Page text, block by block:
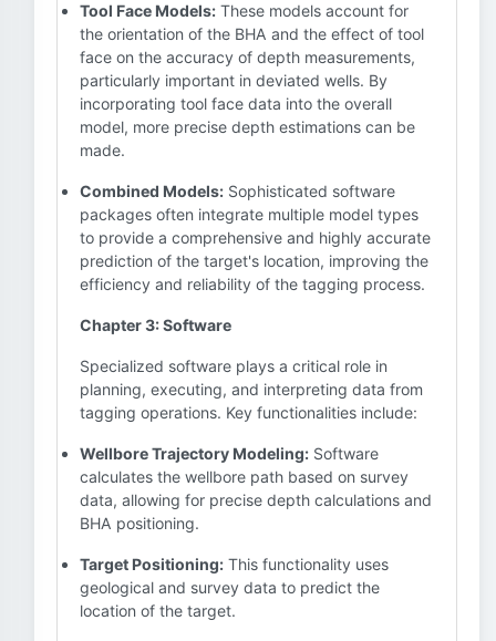
Tool Face Models: These models account for
the orientation of the BHA and the effect of tool
face on the accuracy of depth measurements,
particularly important in deviated wells. By
incorporating tool face data into the overall
model, more precise depth estimations can be
made.
Combined Models: Sophisticated software
packages often integrate multiple model types
to provide a comprehensive and highly accurate
prediction of the target's location, improving the
efficiency and reliability of the tagging process.
Chapter 3: Software
Specialized software plays a critical role in
planning, executing, and interpreting data from
tagging operations. Key functionalities include:
Wellbore Trajectory Modeling: Software
calculates the wellbore path based on survey
data, allowing for precise depth calculations and
BHA positioning.
Target Positioning: This functionality uses
geological and survey data to predict the
location of the target.